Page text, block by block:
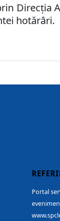
Direcţia
hotărâri.
Portal